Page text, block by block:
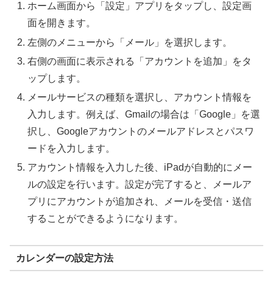
ホーム画面から「設定」アプリをタップし、設定画
面を開きます。
左側のメニューから「メール」を選択します。
右側の画面に表示される「アカウントを追加」をタ
ップします。
メールサービスの種類を選択し、アカウント情報を
入力します。例えば、Gmailの場合は「Google」を選
択し、Googleアカウントのメールアドレスとパスワ
ードを入力します。
アカウント情報を入力した後、iPadが自動的にメー
ルの設定を行います。設定が完了すると、メールア
プリにアカウントが追加され、メールを受信・送信
することができるようになります。
カレンダーの設定方法